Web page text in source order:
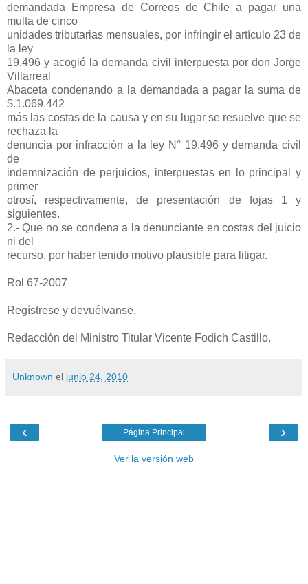
demandada Empresa de Correos de Chile a pagar una
multa de cinco
unidades tributarias mensuales, por infringir el artículo 23 de
la ley
19.496 y acogió la demanda civil interpuesta por don Jorge
Villarreal
Abaceta condenando a la demandada a pagar la suma de
$.1.069.442
más las costas de la causa y en su lugar se resuelve que se
rechaza la
denuncia por infracción a la ley N° 19.496 y demanda civil
de
indemnización de perjuicios, interpuestas en lo principal y
primer
otrosí, respectivamente, de presentación de fojas 1 y
siguientes.
2.- Que no se condena a la denunciante en costas del juicio
ni del
recurso, por haber tenido motivo plausible para litigar.
Rol 67-2007
Regístrese y devuélvanse.
Redacción del Ministro Titular Vicente Fodich Castillo.
Unknown el junio 24, 2010
‹ ›
Página Principal
Ver la versión web